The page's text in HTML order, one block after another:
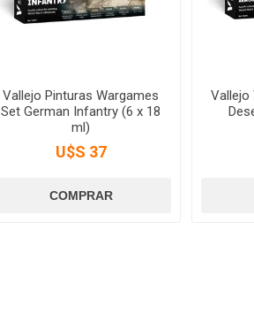
Vallejo Pinturas Wargames
Set German Infantry (6 x 18
ml)
U$S 37
Vallejo